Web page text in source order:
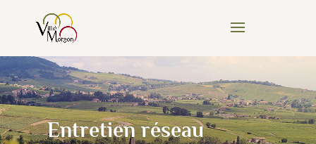
content
Entretien réseau